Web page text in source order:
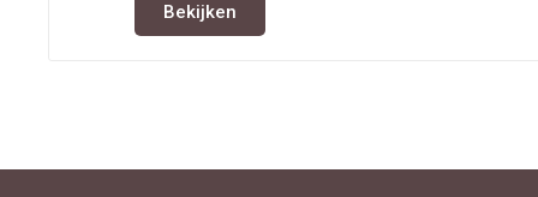
Bekijken